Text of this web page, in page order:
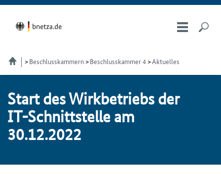
Beschlusskammern Beschlusskammer 4 Aktuelles
Start des Wirk­be­triebs der
IT-Schnitt­stel­le am
30.12.2022